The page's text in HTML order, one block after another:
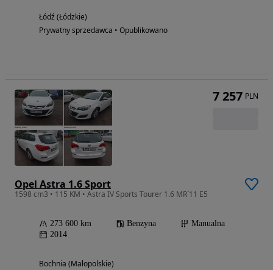
Łódź (Łódzkie)
Prywatny sprzedawca • Opublikowano
Opel Astra 1.6 Sport
1598 cm3 • 115 KM • Astra IV Sports Tourer 1.6 MR`11 E5
273 600 km Benzyna
Manualna
2014
Bochnia (Małopolskie)
7 257 PLN